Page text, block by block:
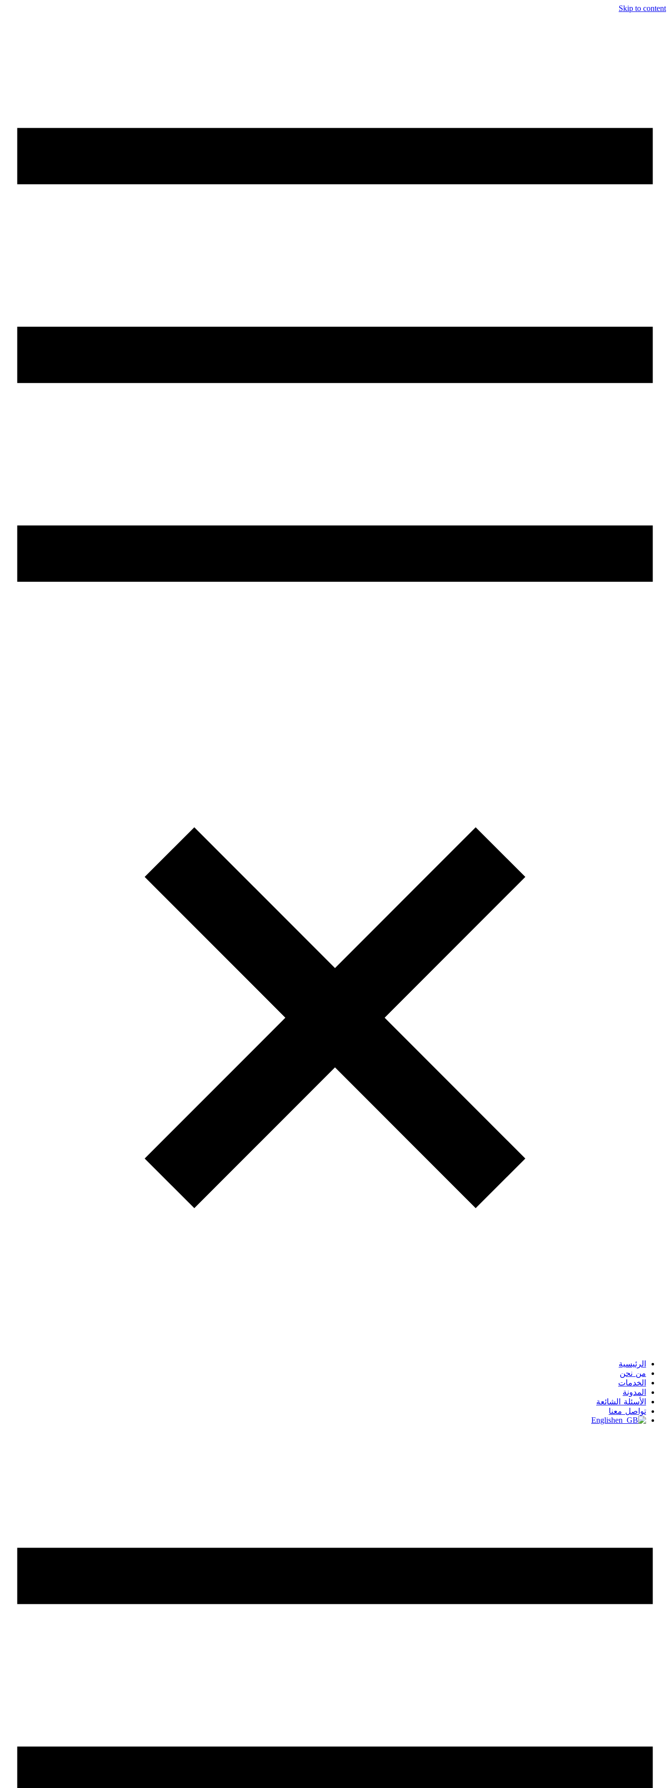
Skip to content
الرئيسية
من نحن
الخدمات
المدونة
الأسئلة الشائعة
تواصل معنا
English